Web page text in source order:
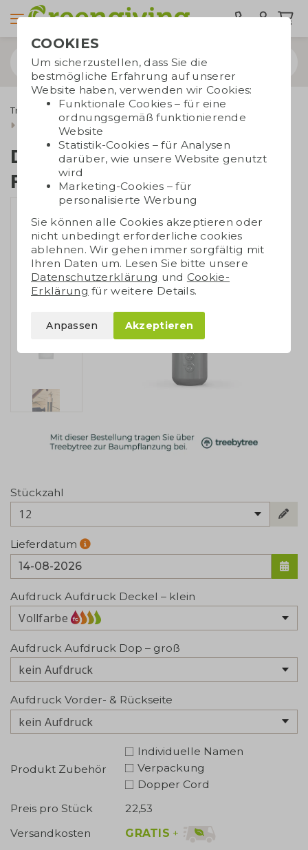
Trinkwaren
Dopper Trinkflaschen
Dopper Steel 490 ml Flip Straw
Dopper Steel 490 ml
Flip Straw
Stückzahl
12
Lieferdatum
Aufdruck Aufdruck Deckel – klein
Vollfarbe
Aufdruck Aufdruck Dop – groß
kein Aufdruck
Aufdruck Vorder- & Rückseite
kein Aufdruck
Produkt Zubehör
Individuelle Namen
Verpackung
Dopper Cord
Preis pro Stück
22,53
Versandkosten
GRATIS +
COOKIES
Um sicherzustellen, dass Sie die
bestmögliche Erfahrung auf unserer
Website haben, verwenden wir Cookies:
Funktionale Cookies – für eine
ordnungsgemäß funktionierende
Website
Statistik-Cookies – für Analysen
darüber, wie unsere Website genutzt
wird
Marketing-Cookies – für
personalisierte Werbung
Sie können alle Cookies akzeptieren oder
nicht unbedingt erforderliche cookies
ablehnen. Wir gehen immer sorgfältig mit
Ihren Daten um. Lesen Sie bitte unsere
Datenschutzerklärung und Cookie-
Erklärung für weitere Details.
Anpassen Akzeptieren